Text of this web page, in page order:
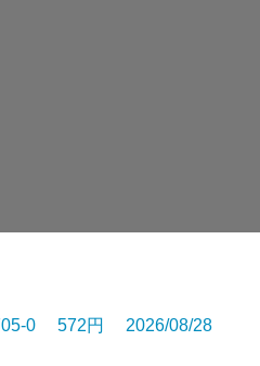
0 572円 2026/08/28